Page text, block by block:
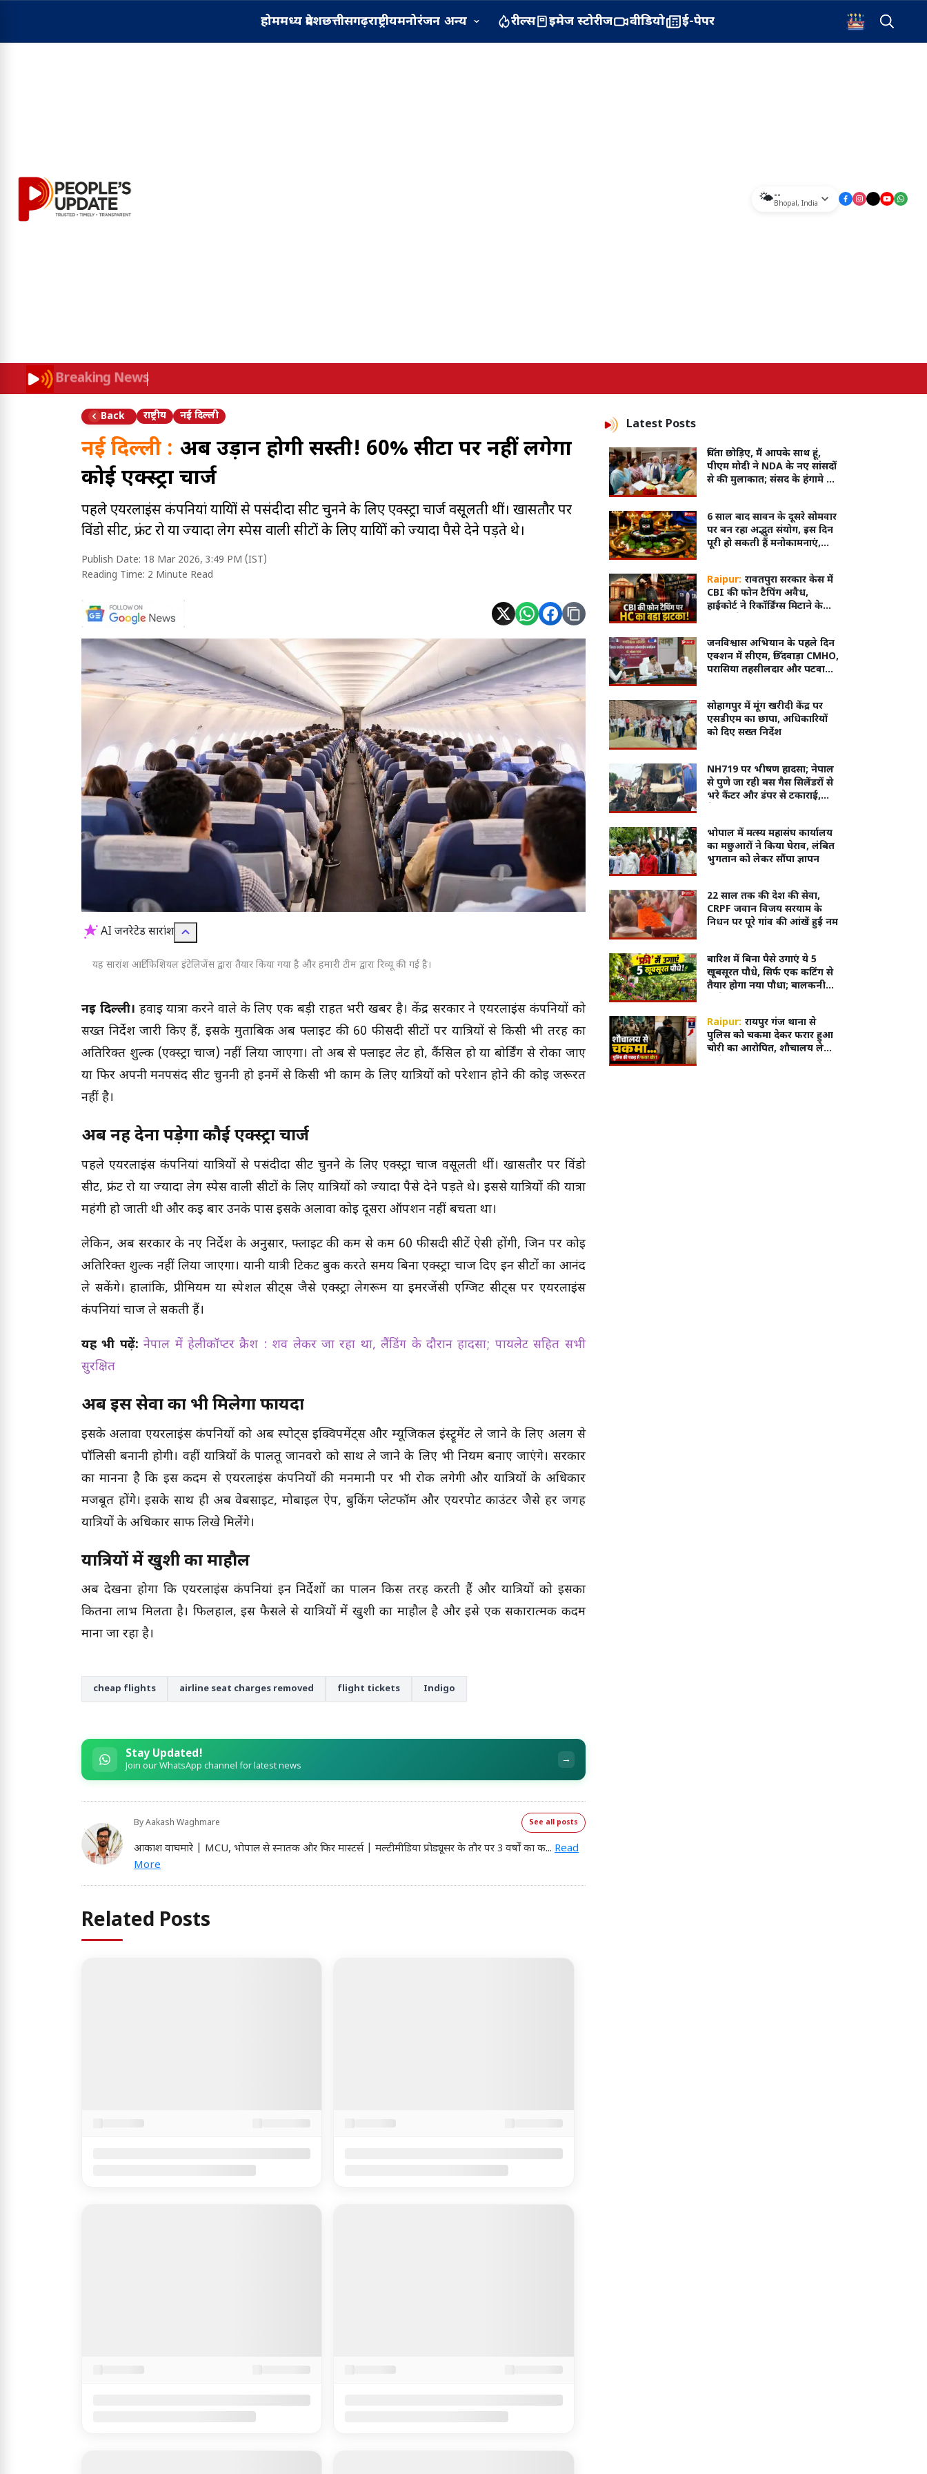
होममध्य प्रदेशछत्तीसगढ़राष्ट्रीयमनोरंजन अन्य रील्स इमेज स्टोरीज वीडियो ई-पेपर
🌤️--
Bhopal , India
Breaking News
Back राष्ट्रीय नई दिल्ली
नई दिल्ली : अब उड़ानें होगी सस्ती! 60% सीटों पर नहीं लगेगा
कोई एक्स्ट्रा चार्ज
पहले एयरलाइंस कंपनियां यात्रियों से पसंदीदा सीट चुनने के लिए एक्स्ट्रा चार्ज वसूलती थीं। खासतौर पर
विंडो सीट, फ्रंट रो या ज्यादा लेग स्पेस वाली सीटों के लिए यात्रियों को ज्यादा पैसे देने पड़ते थे।
Publish Date: 18 Mar 2026, 3:49 PM (IST)
Reading Time: 2 Minute Read
AI जनरेटेड सारांश
यह सारांश आर्टिफिशियल इंटेलिजेंस द्वारा तैयार किया गया है और हमारी टीम द्वारा रिव्यू की गई है।
नई दिल्ली। हवाई यात्रा करने वाले के लिए एक बड़ी राहत भरी खबर है। केंद्र सरकार ने एयरलाइंस कंपनियों को
सख्त निर्देश जारी किए हैं, इसके मुताबिक अब फ्लाइट की 60 फीसदी सीटों पर यात्रियों से किसी भी तरह का
अतिरिक्त शुल्क (एक्स्ट्रा चार्ज) नहीं लिया जाएगा। तो अब से फ्लाइट लेट हो, कैंसिल हो या बोर्डिंग से रोका जाए
या फिर अपनी मनपसंद सीट चुननी हो इनमें से किसी भी काम के लिए यात्रियों को परेशान होने की कोई जरूरत
नहीं है।
अब नहीं देना पड़ेगा कौई एक्स्ट्रा चार्ज
पहले एयरलाइंस कंपनियां यात्रियों से पसंदीदा सीट चुनने के लिए एक्स्ट्रा चार्ज वसूलती थीं। खासतौर पर विंडो
सीट, फ्रंट रो या ज्यादा लेग स्पेस वाली सीटों के लिए यात्रियों को ज्यादा पैसे देने पड़ते थे। इससे यात्रियों की यात्रा
महंगी हो जाती थी और कई बार उनके पास इसके अलावा कोई दूसरा ऑपशन नहीं बचता था।
लेकिन, अब सरकार के नए निर्देश के अनुसार, फ्लाइट की कम से कम 60 फीसदी सीटें ऐसी होंगी, जिन पर कोई
अतिरिक्त शुल्क नहीं लिया जाएगा। यानी यात्री टिकट बुक करते समय बिना एक्स्ट्रा चार्ज दिए इन सीटों का आनंद
ले सकेंगे। हालांकि, प्रीमियम या स्पेशल सीट्स जैसे एक्स्ट्रा लेगरूम या इमरजेंसी एग्जिट सीट्स पर एयरलाइंस
कंपनियां चार्ज ले सकती हैं।
यह भी पढ़ें: नेपाल में हेलीकॉप्टर क्रैश : शव लेकर जा रहा था, लैंडिंग के दौरान हादसा; पायलेट सहित सभी
सुरक्षित
अब इस सेवा का भी मिलेगा फायदा
इसके अलावा एयरलाइंस कंपनियों को अब स्पोर्ट्स इक्विपमेंट्स और म्यूजिकल इंस्ट्रूमेंट ले जाने के लिए अलग से
पॉलिसी बनानी होगी। वहीं यात्रियों के पालतू जानवरो को साथ ले जाने के लिए भी नियम बनाए जाएंगे। सरकार
का मानना है कि इस कदम से एयरलाइंस कंपनियों की मनमानी पर भी रोक लगेगी और यात्रियों के अधिकार
मजबूत होंगे। इसके साथ ही अब वेबसाइट, मोबाइल ऐप, बुकिंग प्लेटफॉर्म और एयरपोर्ट काउंटर जैसे हर जगह
यात्रियों के अधिकार साफ लिखे मिलेंगे।
यात्रियों में खुशी का माहौल
अब देखना होगा कि एयरलाइंस कंपनियां इन निर्देशों का पालन किस तरह करती हैं और यात्रियों को इसका
कितना लाभ मिलता है। फिलहाल, इस फैसले से यात्रियों में खुशी का माहौल है और इसे एक सकारात्मक कदम
माना जा रहा है।
cheap flights airline seat charges removed flight tickets Indigo
Stay Updated!
Join our WhatsApp channel for latest news →
ByAakash Waghmare See all posts
आकाश वाघमारे | MCU, भोपाल से स्नातक और फिर मास्टर्स | मल्टीमीडिया प्रोड्यूसर के तौर पर 3 वर्षों का क... Read
More
Related Posts
Latest Posts
चिंता छोड़िए, मैं आपके साथ हूं,
पीएम मोदी ने NDA के नए सांसदों
से की मुलाकात; संसद के हंगामे पर
6 साल बाद सावन के दूसरे सोमवार
पर बन रहा अद्भुत संयोग, इस दिन
पूरी हो सकती हैं मनोकामनाएं,
Raipur: रावतपुरा सरकार केस में
CBI की फोन टैपिंग अवैध,
हाईकोर्ट ने रिकॉर्डिंग्स मिटाने के
जनविश्वास अभियान के पहले दिन
एक्शन में सीएम, छिंदवाड़ा CMHO,
परासिया तहसीलदार और पटवारी
सोहागपुर में मूंग खरीदी केंद्र पर
एसडीएम का छापा, अधिकारियों
को दिए सख्त निर्देश
NH719 पर भीषण हादसा; नेपाल
से पुणे जा रही बस गैस सिलेंडरों से
भरे कैंटर और डंपर से टकाराई,
भोपाल में मत्स्य महासंघ कार्यालय
का मछुआरों ने किया घेराव, लंबित
भुगतान को लेकर सौंपा ज्ञापन
22 साल तक की देश की सेवा,
CRPF जवान विजय सरयाम के
निधन पर पूरे गांव की आंखें हुईं नम
बारिश में बिना पैसे उगाएं ये 5
खूबसूरत पौधे, सिर्फ एक कटिंग से
तैयार होगा नया पौधा; बालकनी
Raipur: रायपुर गंज थाना से
पुलिस को चकमा देकर फरार हुआ
चोरी का आरोपित, शौचालय ले